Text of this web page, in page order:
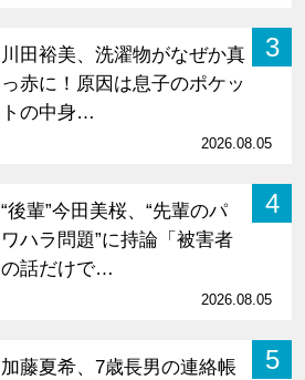
3
川田裕美、洗濯物がなぜか真
っ赤に！原因は息子のポケッ
トの中身…
2026.08.05
4
“後輩”今田美桜、“先輩のパ
ワハラ問題”に持論「被害者
の話だけで…
2026.08.05
5
加藤夏希、7歳長男の連絡帳